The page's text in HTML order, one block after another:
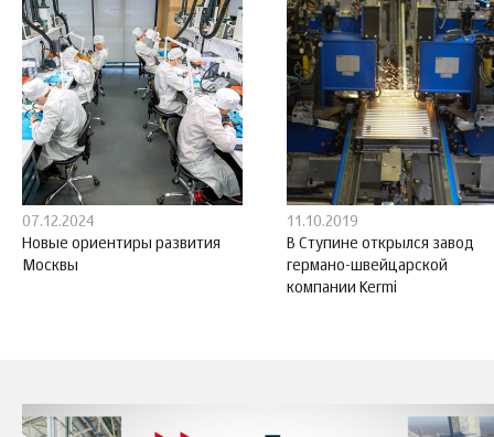
07.12.2024
Новые ориентиры развития
Москвы
11.10.2019
В Ступине открылся завод
германо-швейцарской
компании Kermi